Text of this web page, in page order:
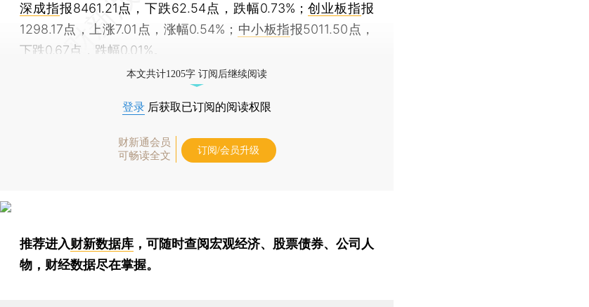
深成指报8461.21点，下跌62.54点，跌幅0.73%； 创业板指报
1298.17点，上涨7.01点，涨幅0.54%； 中小板指报5011.50点，
下跌0.67点，跌幅0.01%。
本文共计1205字 订阅后继续阅读
登录 后获取已订阅的阅读权限
财新通会员
可畅读全文
订阅/会员升级
推荐进入财新数据库 ，可随时查阅宏观经济、股票债券、公司人
物，财经数据尽在掌握。